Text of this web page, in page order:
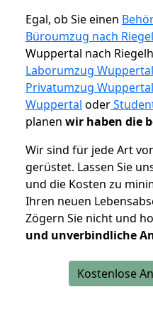
Egal, ob Sie einen
Büroumzug nach
Wuppertal nach
Laborumzug Wuppertal
Privatumzug Wuppertal
Wuppertal oder
planen wir haben die
Wir sind für jede Art
gerüstet. Lassen Sie
und die Kosten zu
Ihren neuen
Zögern Sie nicht und
und unverbindliche
Kostenlose